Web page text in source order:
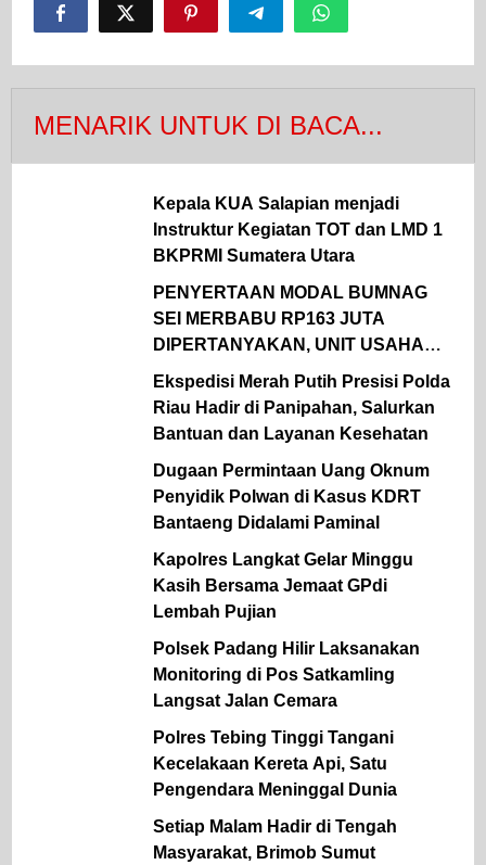
MENARIK UNTUK DI BACA...
Kepala KUA Salapian menjadi
Instruktur Kegiatan TOT dan LMD 1
BKPRMI Sumatera Utara
PENYERTAAN MODAL BUMNAG
SEI MERBABU RP163 JUTA
DIPERTANYAKAN, UNIT USAHA
LELE MERUGI DAN BERUJUNG
TAK JELAS
Ekspedisi Merah Putih Presisi Polda
Riau Hadir di Panipahan, Salurkan
Bantuan dan Layanan Kesehatan
Dugaan Permintaan Uang Oknum
Penyidik Polwan di Kasus KDRT
Bantaeng Didalami Paminal
Kapolres Langkat Gelar Minggu
Kasih Bersama Jemaat GPdi
Lembah Pujian
Polsek Padang Hilir Laksanakan
Monitoring di Pos Satkamling
Langsat Jalan Cemara
Polres Tebing Tinggi Tangani
Kecelakaan Kereta Api, Satu
Pengendara Meninggal Dunia
Setiap Malam Hadir di Tengah
Masyarakat, Brimob Sumut